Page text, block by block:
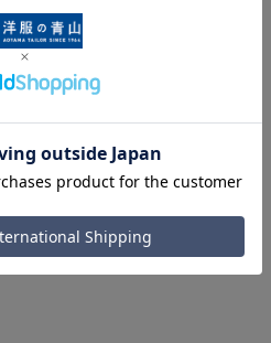
股上:24.3cm 股下:70.5cm 渡
股上:24.8cm 股下:71.5cm 渡
股上:26.8cm 股下:73.5cm
股上:28.8cm 股下:73.5cm